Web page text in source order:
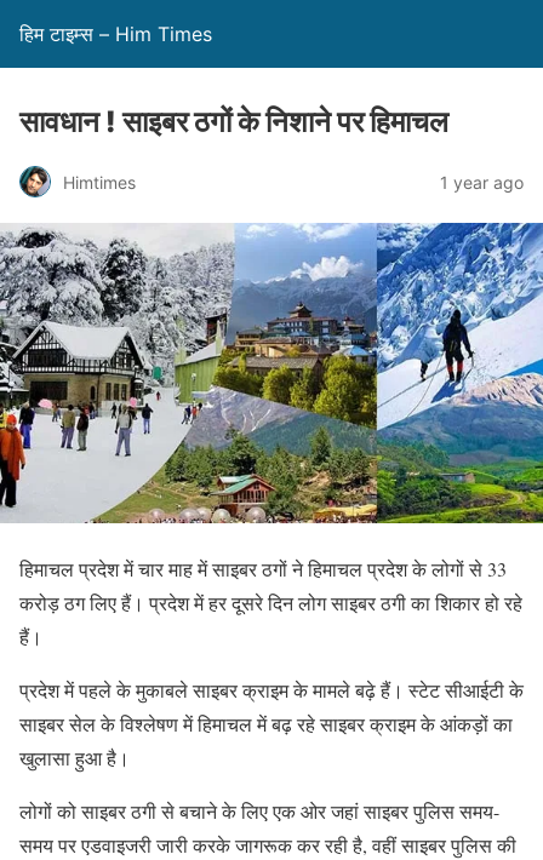
हिम टाइम्स – Him Times
सावधान ! साइबर ठगों के निशाने पर हिमाचल
Himtimes 1 year ago
हिमाचल प्रदेश में चार माह में साइबर ठगों ने हिमाचल प्रदेश के लोगों से 33
करोड़ ठग लिए हैं। प्रदेश में हर दूसरे दिन लोग साइबर ठगी का शिकार हो रहे
हैं।
प्रदेश में पहले के मुकाबले साइबर क्राइम के मामले बढ़े हैं। स्टेट सीआईटी के
साइबर सेल के विश्लेषण में हिमाचल में बढ़ रहे साइबर क्राइम के आंकड़ों का
खुलासा हुआ है।
लोगों को साइबर ठगी से बचाने के लिए एक ओर जहां साइबर पुलिस समय-
समय पर एडवाइजरी जारी करके जागरूक कर रही है, वहीं साइबर पुलिस की